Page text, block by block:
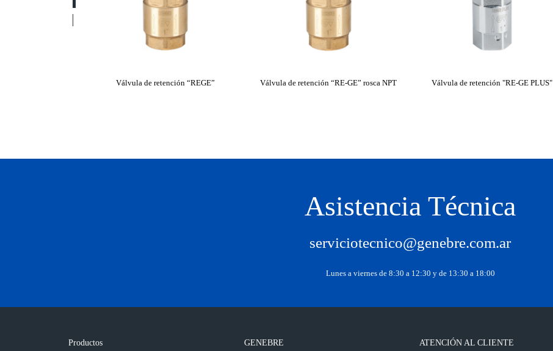
Válvula de retención “REGE” Válvula de retención “RE-GE” rosca NPT Válvula de retención "RE-GE PLUS"
Asistencia Técnica
serviciotecnico@genebre.com.ar
Lunes a viernes de 8:30 a 12:30 y de 13:30 a 18:00
Productos GENEBRE ATENCIÓN AL CLIENTE